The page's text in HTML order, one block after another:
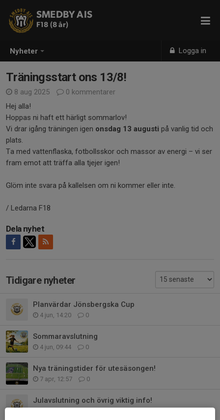
Nyheter Logga in
SMEDBY AIS
F18 (8 år)
Träningsstart ons 13/8!
8 aug 2025
0 kommentarer
Hej alla!
Hoppas ni haft ett härligt sommarlov!
Vi drar igång träningen igen onsdag 13 augusti på vanlig tid och
plats.
Ta med vattenflaska, fotbollsskor och massor av energi – vi ser
fram emot att träffa alla tjejer igen!
Glöm inte svara på kallelsen om ni kommer eller inte.
/ Ledarna F18
Dela nyhet
Tidigare nyheter
Planvärdar Jönsbergska Cup
4 jun, 14:20 0
Sommaravslutning
4 jun, 09:44 0
Nya träningstider för utesäsongen!
7 apr, 12:57 0
Julavslutning och övrig viktig info!